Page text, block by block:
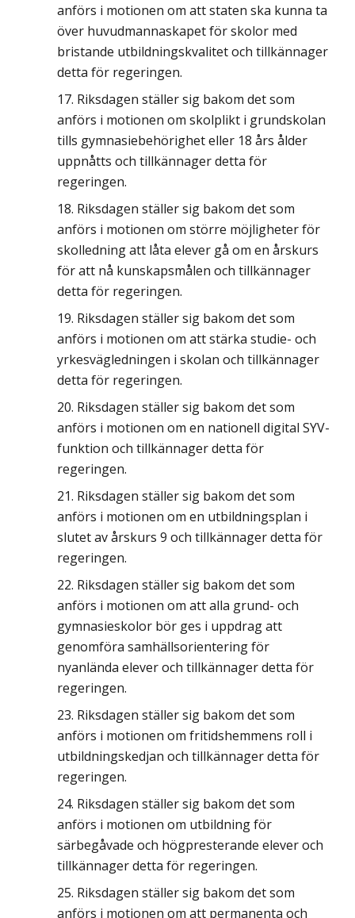
anförs i motionen om att staten ska kunna ta
över huvudmannaskapet för skolor med
bristande utbildningskvalitet och tillkännager
detta för regeringen.
Riksdagen ställer sig bakom det som
anförs i motionen om skolplikt i grundskolan
tills gymnasiebehörighet eller 18 års ålder
uppnåtts och tillkännager detta för
regeringen.
Riksdagen ställer sig bakom det som
anförs i motionen om större möjligheter för
skolledning att låta elever gå om en årskurs
för att nå kunskapsmålen och tillkännager
detta för regeringen.
Riksdagen ställer sig bakom det som
anförs i motionen om att stärka studie- och
yrkesvägledningen i skolan och tillkännager
detta för regeringen.
Riksdagen ställer sig bakom det som
anförs i motionen om en nationell digital SYV-
funktion och tillkännager detta för
regeringen.
Riksdagen ställer sig bakom det som
anförs i motionen om en utbildningsplan i
slutet av årskurs 9 och tillkännager detta för
regeringen.
Riksdagen ställer sig bakom det som
anförs i motionen om att alla grund- och
gymnasieskolor bör ges i uppdrag att
genomföra samhällsorientering för
nyanlända elever och tillkännager detta för
regeringen.
Riksdagen ställer sig bakom det som
anförs i motionen om fritidshemmens roll i
utbildningskedjan och tillkännager detta för
regeringen.
Riksdagen ställer sig bakom det som
anförs i motionen om utbildning för
särbegåvade och högpresterande elever och
tillkännager detta för regeringen.
Riksdagen ställer sig bakom det som
anförs i motionen om att permanenta och